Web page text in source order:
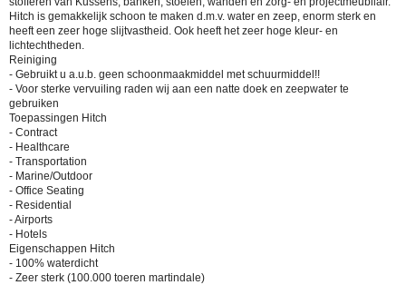
Hitch is gemakkelijk schoon te maken d.m.v. water en zeep, enorm sterk en
heeft een zeer hoge slijtvastheid. Ook heeft het zeer hoge kleur- en
lichtechtheden.
Reiniging
- Gebruikt u a.u.b. geen schoonmaakmiddel met schuurmiddel!!
- Voor sterke vervuiling raden wij aan een natte doek en zeepwater te
gebruiken
Toepassingen Hitch
- Contract
- Healthcare
- Transportation
- Marine/Outdoor
- Office Seating
- Residential
- Airports
- Hotels
Eigenschappen Hitch
- 100% waterdicht
- Zeer sterk (100.000 toeren martindale)